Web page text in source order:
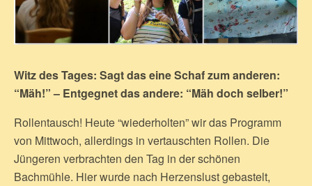
Witz des Tages: Sagt das eine Schaf zum anderen:
“Mäh!” – Entgegnet das andere: “Mäh doch selber!”
Rollentausch! Heute “wiederholten” wir das Programm
von Mittwoch, allerdings in vertauschten Rollen. Die
Jüngeren verbrachten den Tag in der schönen
Bachmühle. Hier wurde nach Herzenslust gebastelt,